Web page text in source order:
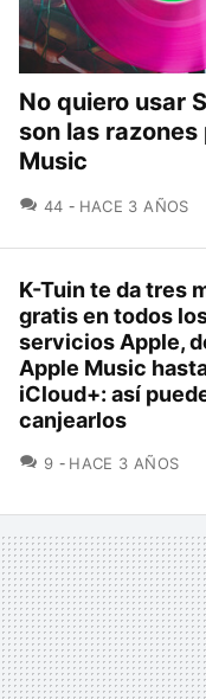
No quiero usar
son las
Music
44 COMENTARIOS
HACE 3 AÑOS
K-Tuin te da tres
gratis en todos
servicios Apple,
Apple Music
iCloud+: así
canjearlos
9 COMENTARIOS
HACE 3 AÑOS